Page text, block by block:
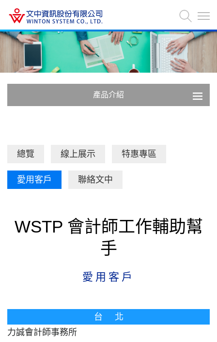
產品介紹
總覽 線上展示 特惠專區
愛用客戶 聯絡文中
WSTP 會計師工作輔助幫
手
愛用客戶
台 北
力誠會計師事務所